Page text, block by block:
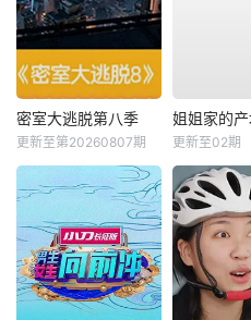
密室大逃脱第八季
更新至第20260807期
姐姐家的
更新至02期